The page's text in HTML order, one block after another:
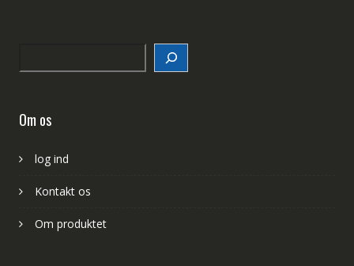
Om os
log ind
Kontakt os
Om produktet